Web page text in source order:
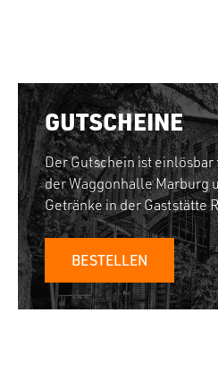
GUTSCHEINE
Der Gutschein ist
der Waggonhalle Marburg
Getränke in der Gaststätte
BESTELLEN